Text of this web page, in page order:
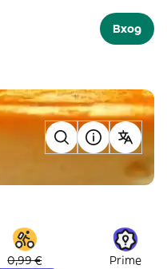
Вход
0,99 € Prime